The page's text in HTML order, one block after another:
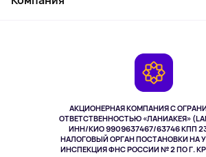
АКЦИОНЕРНАЯ КОМПАНИЯ С
ОТВЕТСТВЕННОСТЬЮ «ЛАНИАКЕЯ»
ИНН/КИО 9909637467/63746 КПП
НАЛОГОВЫЙ ОРГАН ПОСТАНОВКИ НА
ИНСПЕКЦИЯ ФНС РОССИИ № 2 ПО Г.
Одежда и аксессуары